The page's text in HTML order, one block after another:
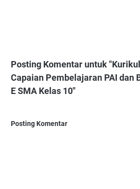
Posting Komentar untuk
Capaian Pembelajaran PAI dan
E SMA Kelas 10"
Posting Komentar